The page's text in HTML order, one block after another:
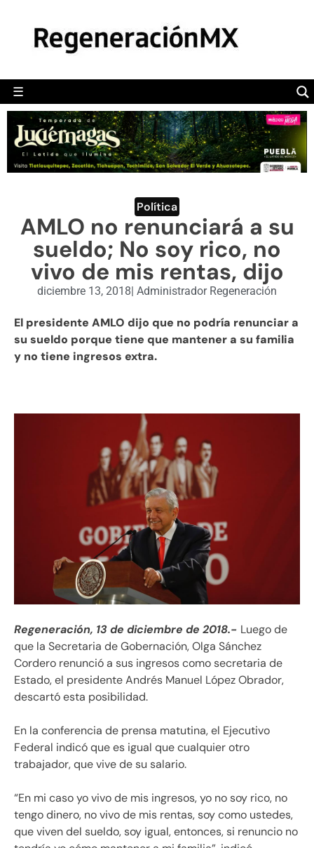
☰
POLÍTICA
CAMALEÓN
OPINIÓN
DEPORTES
ENGLISH SECTION
VIDEOS
Política
AMLO no renunciará a su
sueldo; No soy rico, no
vivo de mis rentas, dijo
diciembre 13, 2018| Administrador Regeneración
El presidente AMLO dijo que no podría renunciar a
su sueldo porque tiene que mantener a su familia
y no tiene ingresos extra.
Regeneración, 13 de diciembre de 2018.- Luego de
que la Secretaria de Gobernación, Olga Sánchez
Cordero renunció a sus ingresos como secretaria de
Estado, el presidente Andrés Manuel López Obrador,
descartó esta posibilidad.
En la conferencia de prensa matutina, el Ejecutivo
Federal indicó que es igual que cualquier otro
trabajador, que vive de su salario.
“En mi caso yo vivo de mis ingresos, yo no soy rico, no
tengo dinero, no vivo de mis rentas, soy como ustedes,
que viven del sueldo, soy igual, entonces, si renuncio no